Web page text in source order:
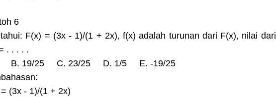
6
F(x) = (3x - 1)/(1 + 2x), f(x) adalah turunan dari F(x), nilai dari
. . . . .
B. 19/25 C. 23/25 D. 1/5 E. -19/25
(3x - 1)/(1 + 2x)